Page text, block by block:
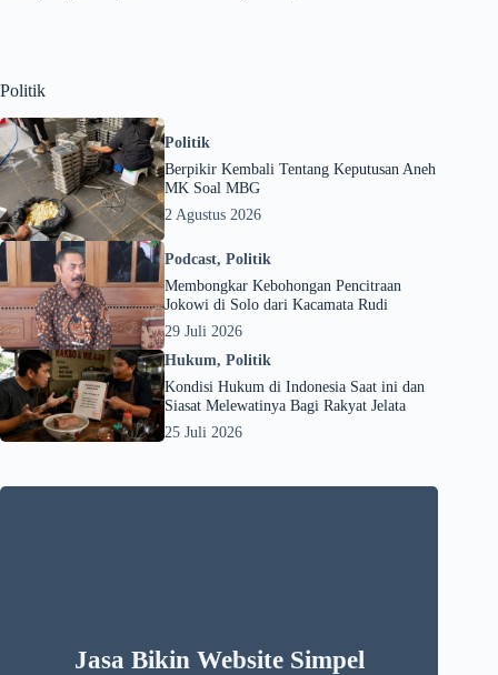
Politik
Politik
Berpikir Kembali Tentang Keputusan Aneh
MK Soal MBG
2 Agustus 2026
Podcast, Politik
Membongkar Kebohongan Pencitraan
Jokowi di Solo dari Kacamata Rudi
29 Juli 2026
Hukum, Politik
Kondisi Hukum di Indonesia Saat ini dan
Siasat Melewatinya Bagi Rakyat Jelata
25 Juli 2026
Jasa Bikin Website Simpel